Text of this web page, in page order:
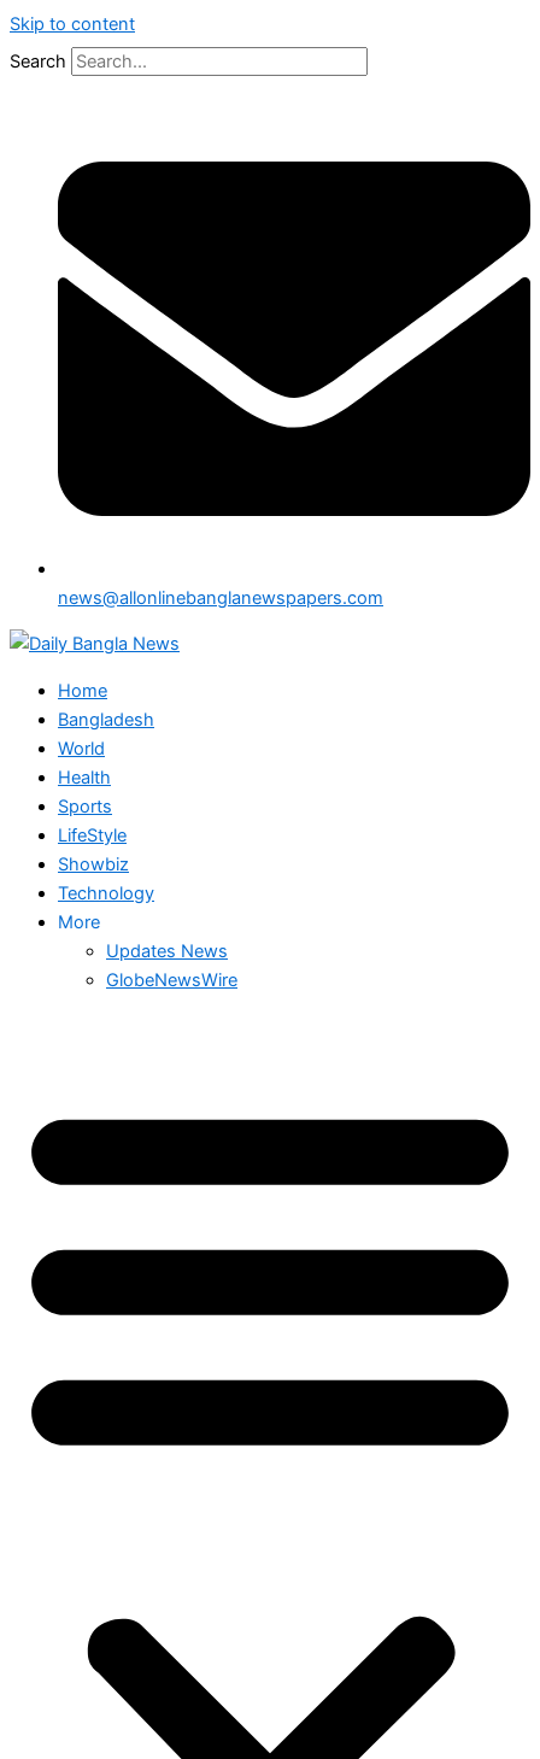
Skip to content
Search
news@allonlinebanglanewspapers.com
Home
Bangladesh
World
Health
Sports
LifeStyle
Showbiz
Technology
More
Updates News
GlobeNewsWire